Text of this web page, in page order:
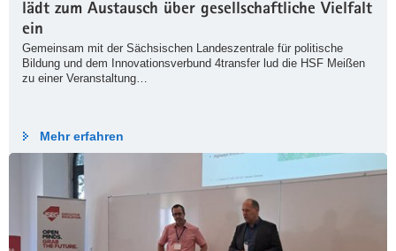
lädt zum Austausch über gesellschaftliche Vielfalt
ein
Gemeinsam mit der Sächsischen Landeszentrale für politische
Bildung und dem Innovationsverbund 4transfer lud die HSF Meißen
zu einer Veranstaltung…
Mehr erfahren